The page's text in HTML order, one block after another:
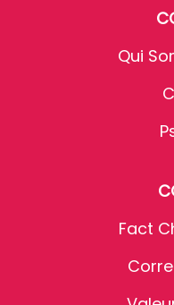
Qui
Fact